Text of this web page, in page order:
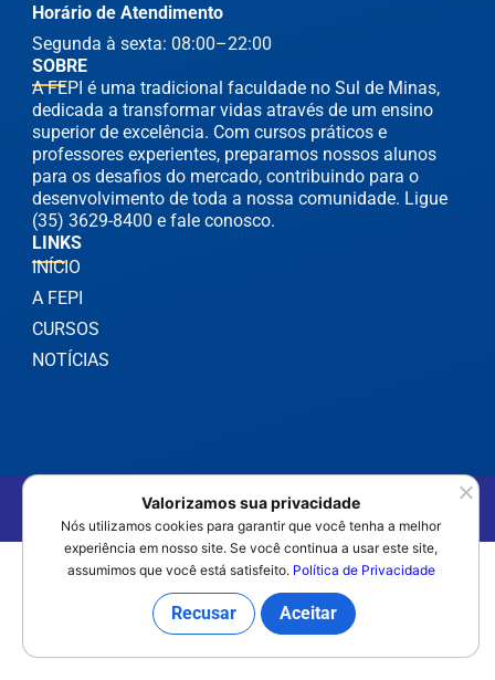
SOBRE
A FEPI é uma tradicional faculdade no Sul de Minas,
dedicada a transformar vidas através de um ensino
superior de excelência. Com cursos práticos e
professores experientes, preparamos nossos alunos
para os desafios do mercado, contribuindo para o
desenvolvimento de toda a nossa comunidade. Ligue
(35) 3629-8400 e fale conosco.
LINKS
INÍCIO
A FEPI
CURSOS
NOTÍCIAS
Horário de Atendimento
Segunda à sexta: 08:00–22:00
©2025 FEPI Itajubá - Todos os Direitos Reservados
Política de Privacidade
Valorizamos sua privacidade
Nós utilizamos cookies para garantir que você tenha a melhor
experiência em nosso site. Se você continua a usar este site,
assumimos que você está satisfeito. Política de Privacidade
Aceitar
Recusar